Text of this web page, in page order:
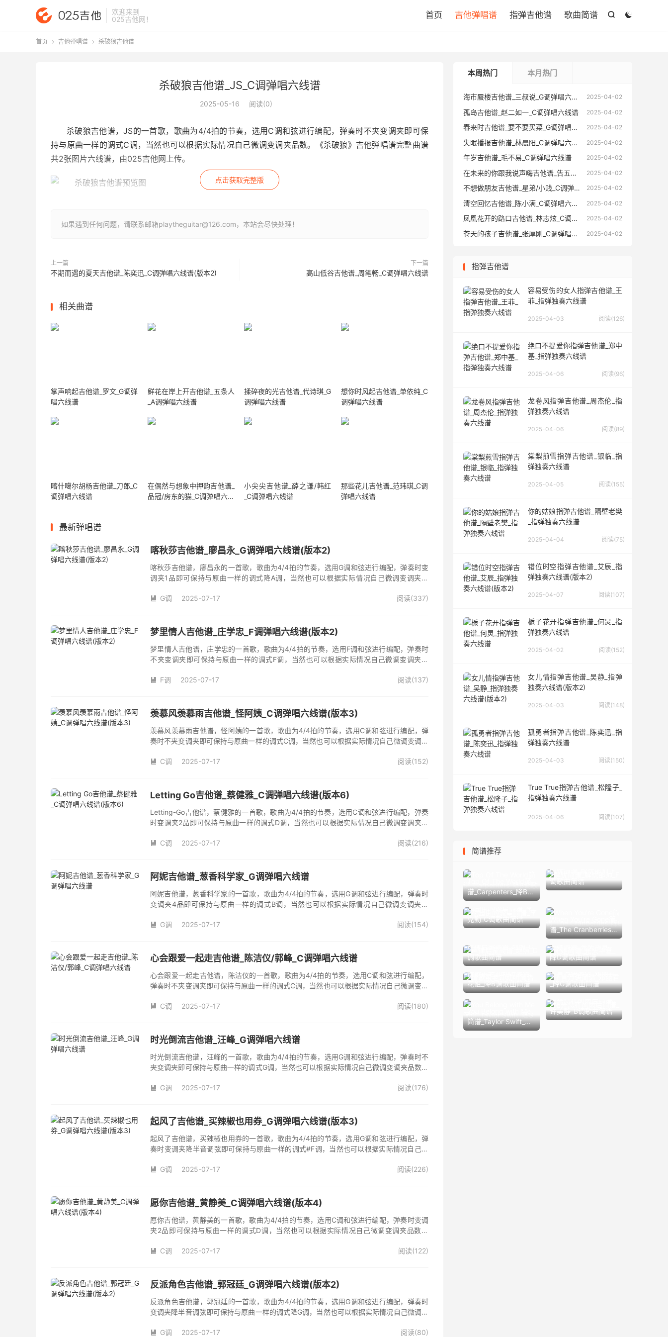
欢迎来到
025吉他网 ！ 

首页 吉他弹唱谱 指弹吉他谱 歌曲简谱
首页  吉他弹唱谱  杀破狼吉他谱
杀破狼吉他谱_JS_C调弹唱六线谱
2025-05-16 阅读(0)
杀破狼吉他谱，JS的一首歌，歌曲为4/4拍的节奏，选用C调和弦进行编配，弹奏时不夹变调夹即可保
持与原曲一样的调式C调，当然也可以根据实际情况自己微调变调夹品数。《杀破狼》吉他弹唱谱完整曲谱
共2张图片六线谱，由025吉他网上传。
点击获取完整版
如果遇到任何问题，请联系邮箱playtheguitar@126.com，本站会尽快处理！
上一篇
不期而遇的夏天吉他谱_陈奕迅_C调弹唱六线谱(版本2)
下一篇
高山低谷吉他谱_周笔畅_C调弹唱六线谱
相关曲谱
掌声响起吉他谱_罗文_G调弹
唱六线谱
鲜花在岸上开吉他谱_五条人
_A调弹唱六线谱
揉碎夜的光吉他谱_代诗琪_G
调弹唱六线谱
想你时风起吉他谱_单依纯_C
调弹唱六线谱
喀什噶尔胡杨吉他谱_刀郎_C
调弹唱六线谱
在偶然与想象中押韵吉他谱_
品冠/房东的猫_C调弹唱六线
小尖尖吉他谱_薛之谦/韩红
_C调弹唱六线谱
那些花儿吉他谱_范玮琪_C调
弹唱六线谱
最新弹唱谱
喀秋莎吉他谱_廖昌永_G调弹唱六线谱(版本2)
喀秋莎吉他谱，廖昌永的一首歌，歌曲为4/4拍的节奏，选用G调和弦进行编配，弹奏时变
调夹1品即可保持与原曲一样的调式降A调，当然也可以根据实际情况自己微调变调夹品
 G调 2025-07-17 阅读(337)
梦里情人吉他谱_庄学忠_F调弹唱六线谱(版本2)
梦里情人吉他谱，庄学忠的一首歌，歌曲为4/4拍的节奏，选用F调和弦进行编配，弹奏时
不夹变调夹即可保持与原曲一样的调式F调，当然也可以根据实际情况自己微调变调夹品
人》是由庄学忠演唱的一首经典歌曲。本吉他谱根据原版F调指法编配，完整的前奏、间奏
 F调 2025-07-17 阅读(137)
羡慕风羡慕雨吉他谱_怪阿姨_C调弹唱六线谱(版本3)
羡慕风羡慕雨吉他谱，怪阿姨的一首歌，歌曲为4/4拍的节奏，选用C调和弦进行编配，弹
奏时不夹变调夹即可保持与原曲一样的调式C调，当然也可以根据实际情况自己微调变调夹
姨演唱的歌曲《羡慕风羡慕雨》原版吉他谱，完整的前奏、间奏、尾奏solo编配，精编完美
 C调 2025-07-17 阅读(152)
Letting Go吉他谱_蔡健雅_C调弹唱六线谱(版本6)
Letting-Go吉他谱，蔡健雅的一首歌，歌曲为4/4拍的节奏，选用C调和弦进行编配，弹奏
时变调夹2品即可保持与原曲一样的调式D调，当然也可以根据实际情况自己微调变调夹品
 C调 2025-07-17 阅读(216)
阿妮吉他谱_葱香科学家_G调弹唱六线谱
阿妮吉他谱，葱香科学家的一首歌，歌曲为4/4拍的节奏，选用G调和弦进行编配，弹奏时
变调夹4品即可保持与原曲一样的调式B调，当然也可以根据实际情况自己微调变调夹品
 G调 2025-07-17 阅读(154)
心会跟爱一起走吉他谱_陈洁仪/郭峰_C调弹唱六线谱
心会跟爱一起走吉他谱，陈洁仪的一首歌，歌曲为4/4拍的节奏，选用C调和弦进行编配，
弹奏时不夹变调夹即可保持与原曲一样的调式C调，当然也可以根据实际情况自己微调变调
本吉他谱是根据陈洁仪、郭峰演唱的《心会跟爱一起走》歌曲原版编配，完整的前奏、间
 C调 2025-07-17 阅读(180)
时光倒流吉他谱_汪峰_G调弹唱六线谱
时光倒流吉他谱，汪峰的一首歌，歌曲为4/4拍的节奏，选用G调和弦进行编配，弹奏时不
夹变调夹即可保持与原曲一样的调式G调，当然也可以根据实际情况自己微调变调夹品数。
汪峰创作并演唱的歌曲，收录在他2005年发行的专辑《怒放的生命》中 。本吉他谱根据原
 G调 2025-07-17 阅读(176)
起风了吉他谱_买辣椒也用券_G调弹唱六线谱(版本3)
起风了吉他谱，买辣椒也用券的一首歌，歌曲为4/4拍的节奏，选用G调和弦进行编配，弹
奏时变调夹降半音调弦即可保持与原曲一样的调式#F调，当然也可以根据实际情况自己微
域部分，原曲太高，大部分人唱不上去，原调#F，所以选G调指法编配，降半音为原调。在
版，略难一点，但是多加练习就能拿下来，可以试着挑战一下。不想练的可以省略。歌词反
 G调 2025-07-17 阅读(226)
愿你吉他谱_黄静美_C调弹唱六线谱(版本4)
愿你吉他谱，黄静美的一首歌，歌曲为4/4拍的节奏，选用C调和弦进行编配，弹奏时变调
夹2品即可保持与原曲一样的调式D调，当然也可以根据实际情况自己微调变调夹品数。
 C调 2025-07-17 阅读(122)
反派角色吉他谱_郭冠廷_G调弹唱六线谱(版本2)
反派角色吉他谱，郭冠廷的一首歌，歌曲为4/4拍的节奏，选用G调和弦进行编配，弹奏时
变调夹降半音调弦即可保持与原曲一样的调式降G调，当然也可以根据实际情况自己微调变
 G调 2025-07-17 阅读(80)
本周热门 本月热门
2025-04-02
海市蜃楼吉他谱_三叔说_G调弹唱六线谱
2025-04-02
孤岛吉他谱_赵二如一_C调弹唱六线谱
2025-04-02
春来时吉他谱_要不要买菜_G调弹唱六线谱
2025-04-02
失眠播报吉他谱_林晨阳_C调弹唱六线谱
2025-04-02
年岁吉他谱_毛不易_C调弹唱六线谱
2025-04-02
在未来的你跟我说声嗨吉他谱_告五人_C调弹唱六线谱
2025-04-02
不想做朋友吉他谱_星弟/小贱_C调弹唱六线谱
2025-04-02
清空回忆吉他谱_陈小满_C调弹唱六线谱
2025-04-02
凤凰花开的路口吉他谱_林志炫_C调弹唱六线谱
2025-04-02
苍天的孩子吉他谱_张厚刚_C调弹唱六线谱
指弹吉他谱
容易受伤的女人指弹吉他谱_王
菲_指弹独奏六线谱
2025-04-03 阅读(126)
绝口不提爱你指弹吉他谱_郑中
基_指弹独奏六线谱
2025-04-06 阅读(96)
龙卷风指弹吉他谱_周杰伦_指
弹独奏六线谱
2025-04-06 阅读(89)
棠梨煎雪指弹吉他谱_银临_指
弹独奏六线谱
2025-04-05 阅读(155)
你的姑娘指弹吉他谱_隔壁老樊
_指弹独奏六线谱
2025-04-04 阅读(75)
错位时空指弹吉他谱_艾辰_指
弹独奏六线谱(版本2)
2025-04-07 阅读(107)
栀子花开指弹吉他谱_何炅_指
弹独奏六线谱
2025-04-02 阅读(152)
女儿情指弹吉他谱_吴静_指弹
独奏六线谱(版本2)
2025-04-03 阅读(148)
孤勇者指弹吉他谱_陈奕迅_指
弹独奏六线谱
2025-04-03 阅读(150)
True True指弹吉他谱_松隆子_
指弹独奏六线谱
2025-04-06 阅读(107)
简谱推荐
谱_Carpenters_降B调
歌曲简谱
解忧简谱_解忧邵帅_F
调歌曲简谱
花园街的流星简谱_李
克勤_C调歌曲简谱
谱_The Cranberries_
降E调歌曲简谱
声律启蒙简谱_赵照_D
调歌曲简谱
无她简谱_光头华夏_
降D调歌曲简谱
情歌虽老却动听简谱_
花姐_降B调歌曲简谱
千言万语简谱_邓丽君
_降G调歌曲简谱
简谱_Taylor Swift_降
G调歌曲简谱
阳光总在风雨后简谱_
许美静_B调歌曲简谱